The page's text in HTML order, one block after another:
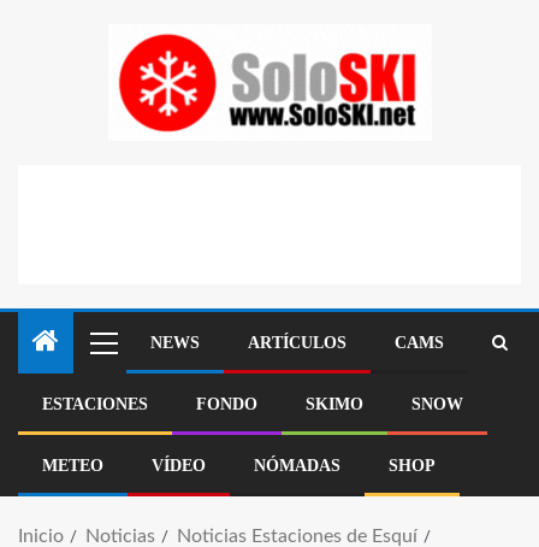
NEWS ARTÍCULOS CAMS
ESTACIONES FONDO SKIMO SNOW
METEO VÍDEO NÓMADAS SHOP
Inicio Noticias
Noticias Estaciones de Esquí